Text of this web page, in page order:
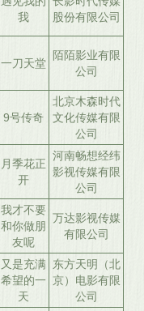
我
股份有限公司
一刀天堂
陌陌影业有限
公司
9号传奇
北京木森时代
文化传媒有限
公司
月季花正
开
河南畅想经纬
影视传媒有限
公司
我才不要
和你做朋
友呢
万达影视传媒
有限公司
又是充满
希望的一
天
东方天明（北
京）电影有限
公司